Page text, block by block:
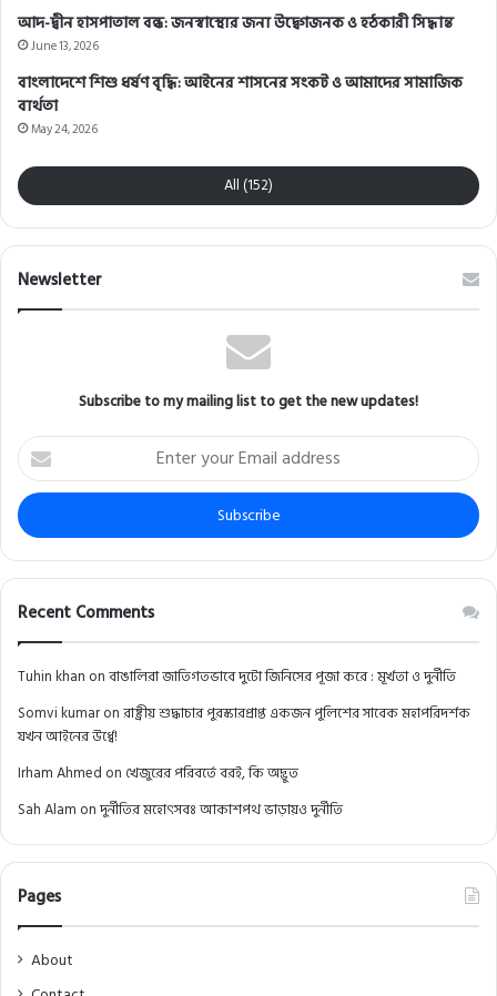
আদ-দ্বীন হাসপাতাল বন্ধ: জনস্বাস্থ্যের জন্য উদ্বেগজনক ও হঠকারী সিদ্ধান্ত
June 13, 2026
বাংলাদেশে শিশু ধর্ষণ বৃদ্ধি: আইনের শাসনের সংকট ও আমাদের সামাজিক
ব্যর্থতা
May 24, 2026
All (152)
Newsletter
Subscribe to my mailing list to get the new updates!
Enter
your
Email
address
Recent Comments
Tuhin khan onবাঙালিরা জাতিগতভাবে দুটো জিনিসের পূজা করে : মূর্খতা ও দুর্নীতি
Somvi kumaronরাষ্ট্রীয় শুদ্ধাচার পুরস্কারপ্রাপ্ত একজন পুলিশের সাবেক মহাপরিদর্শক
যখন আইনের উর্ধ্বে!
Irham Ahmed on খেজুরের পরিবর্তে বরই, কি অদ্ভুত
Sah Alam onদুর্নীতির মহোৎসবঃ আকাশপথ ভাড়ায়ও দুর্নীতি
Pages
About